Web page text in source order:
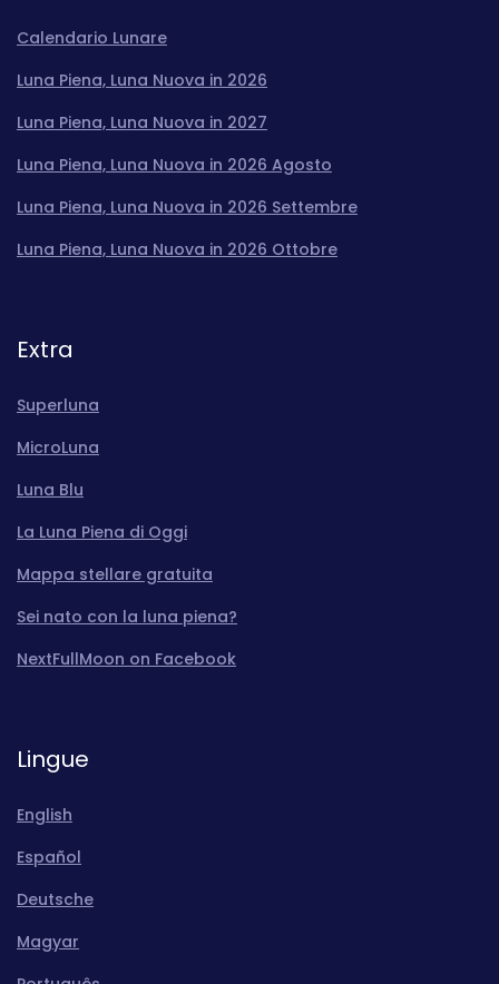
Calendario Lunare
Luna Piena, Luna Nuova in 2026
Luna Piena, Luna Nuova in 2027
Luna Piena, Luna Nuova in 2026 Agosto
Luna Piena, Luna Nuova in 2026 Settembre
Luna Piena, Luna Nuova in 2026 Ottobre
Extra
Superluna
MicroLuna
Luna Blu
La Luna Piena di Oggi
Mappa stellare gratuita
Sei nato con la luna piena?
NextFullMoon on Facebook
Lingue
English
Español
Deutsche
Magyar